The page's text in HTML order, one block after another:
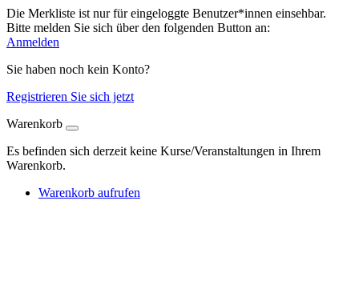
Die Merkliste ist nur für eingeloggte Benutzer*innen einsehbar.
Bitte melden Sie sich über den folgenden Button an:
Anmelden
Sie haben noch kein Konto?
Registrieren Sie sich jetzt
Warenkorb
Es befinden sich derzeit keine Kurse/Veranstaltungen in Ihrem
Warenkorb.
Warenkorb aufrufen